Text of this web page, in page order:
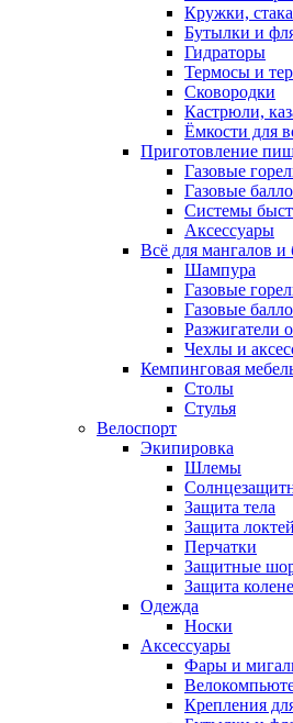
Кружки,
Бутылки и
Гидраторы
Термосы и
Сковородки
Кастрюли,
Ёмкости для
Приготовление
Газовые
Газовые
Системы
Аксессуары
Всё для мангалов и
Шампура
Газовые
Газовые
Разжигатели
Чехлы и
Кемпинговая
Столы
Стулья
Велоспорт
Экипировка
Шлемы
Защита тела
Защита локтей
Перчатки
Защитные
Защита
Одежда
Носки
Аксессуары
Фары и
Крепления